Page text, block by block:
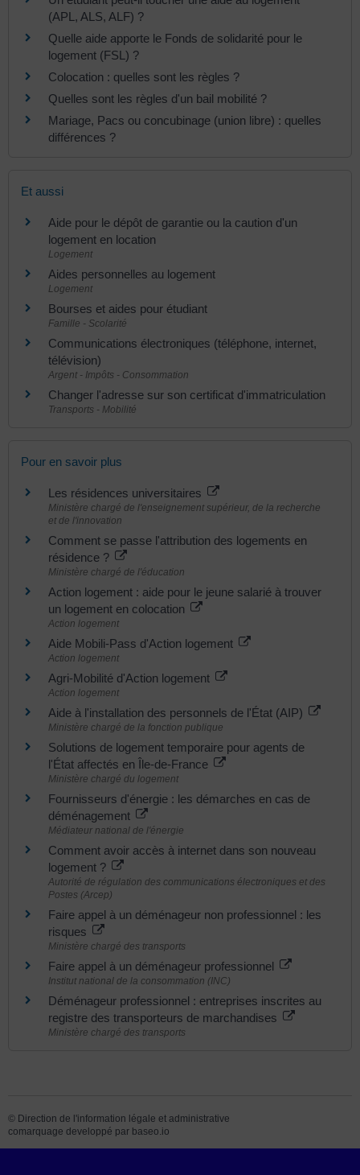
(APL, ALS, ALF) ?
Quelle aide apporte le Fonds de solidarité pour le
logement (FSL) ?
Colocation : quelles sont les règles ?
Quelles sont les règles d'un bail mobilité ?
Mariage, Pacs ou concubinage (union libre) : quelles
différences ?
Et aussi
Aide pour le dépôt de garantie ou la caution d'un
logement en location
Logement
Aides personnelles au logement
Logement
Bourses et aides pour étudiant
Famille - Scolarité
Communications électroniques (téléphone, internet,
télévision)
Argent - Impôts - Consommation
Changer l'adresse sur son certificat d'immatriculation
Transports - Mobilité
Pour en savoir plus
Les résidences universitaires
Ministère chargé de l'enseignement supérieur, de la recherche
et de l'innovation
Comment se passe l'attribution des logements en
résidence ?
Ministère chargé de l'éducation
Action logement : aide pour le jeune salarié à trouver
un logement en colocation
Action logement
Aide Mobili-Pass d'Action logement
Action logement
Agri-Mobilité d'Action logement
Action logement
Aide à l'installation des personnels de l'État (AIP)
Ministère chargé de la fonction publique
Solutions de logement temporaire pour agents de
l'État affectés en Île-de-France
Ministère chargé du logement
Fournisseurs d'énergie : les démarches en cas de
déménagement
Médiateur national de l'énergie
Comment avoir accès à internet dans son nouveau
logement ?
Autorité de régulation des communications électroniques et des
Postes (Arcep)
Faire appel à un déménageur non professionnel : les
risques
Ministère chargé des transports
Faire appel à un déménageur professionnel
Institut national de la consommation (INC)
Déménageur professionnel : entreprises inscrites au
registre des transporteurs de marchandises
Ministère chargé des transports
© Direction de l'information légale et administrative
comarquage developpé par baseo.io